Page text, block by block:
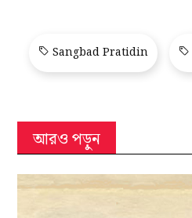
Sangbad Pratidin
আরও পড়ুন